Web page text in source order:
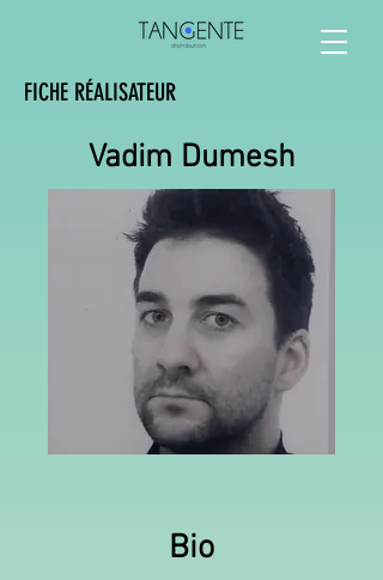
FICHE RÉALISATEUR
Vadim Dumesh
Bio